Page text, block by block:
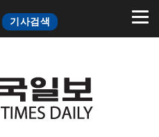
기사검색